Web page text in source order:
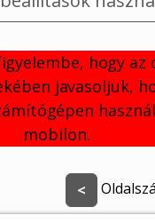
hogy
javasoljuk,
mobilon.
<